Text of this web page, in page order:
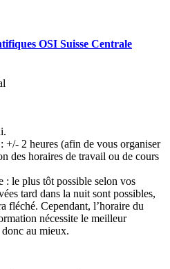
OSI Suisse Centrale
+/- 2 heures (afin de vous organiser
des horaires de travail ou de cours
: le plus tôt possible selon vos
tard dans la nuit sont possibles,
fléché. Cependant, l’horaire du
nécessite le meilleur
au mieux.